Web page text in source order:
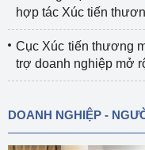
hợp tác Xúc tiến
Cục Xúc tiến thương
trợ doanh nghiệp mở
DOANH NGHIỆP -